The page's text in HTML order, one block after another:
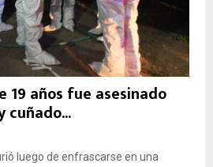
19 años fue asesinado
cuñado...
luego de enfrascarse en una